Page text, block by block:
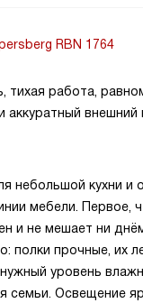
RBN 1764
тихая работа,
аккуратный внешний
небольшой кухни и
мебели. Первое,
и не мешает ни
полки прочные, их
уровень
семьи. Освещение